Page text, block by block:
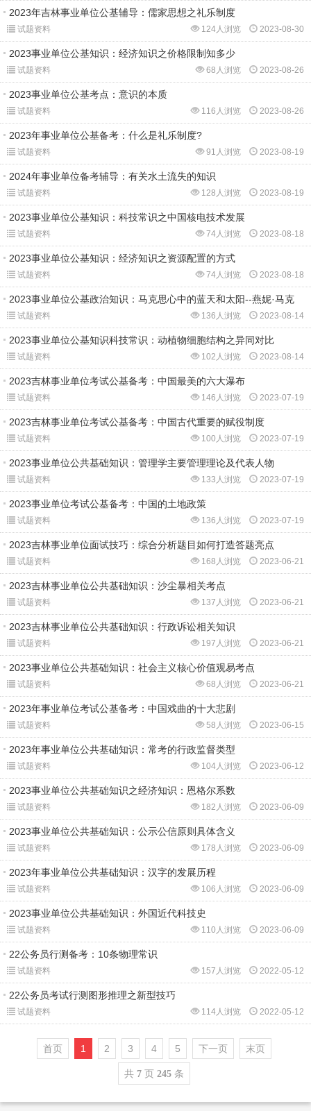
2023年吉林事业单位公基辅导：儒家思想之礼乐制度
试题资料 2023-08-30
124人浏览
2023事业单位公基知识：经济知识之价格限制知多少
试题资料 2023-08-26
68人浏览
2023事业单位公基考点：意识的本质
试题资料 2023-08-26
116人浏览
2023年事业单位公基备考：什么是礼乐制度?
试题资料 2023-08-19
91人浏览
2024年事业单位备考辅导：有关水土流失的知识
试题资料 2023-08-19
128人浏览
2023事业单位公基知识：科技常识之中国核电技术发展
试题资料 2023-08-18
74人浏览
2023事业单位公基知识：经济知识之资源配置的方式
试题资料 2023-08-18
74人浏览
2023事业单位公基政治知识：马克思心中的蓝天和太阳--燕妮·马克
试题资料 2023-08-14
136人浏览
2023事业单位公基知识科技常识：动植物细胞结构之异同对比
试题资料 2023-08-14
102人浏览
2023吉林事业单位考试公基备考：中国最美的六大瀑布
试题资料 2023-07-19
146人浏览
2023吉林事业单位考试公基备考：中国古代重要的赋役制度
试题资料 2023-07-19
100人浏览
2023事业单位公共基础知识：管理学主要管理理论及代表人物
试题资料 2023-07-19
133人浏览
2023事业单位考试公基备考：中国的土地政策
试题资料 2023-07-19
136人浏览
2023吉林事业单位面试技巧：综合分析题目如何打造答题亮点
试题资料 2023-06-21
168人浏览
2023吉林事业单位公共基础知识：沙尘暴相关考点
试题资料 2023-06-21
137人浏览
2023吉林事业单位公共基础知识：行政诉讼相关知识
试题资料 2023-06-21
197人浏览
2023事业单位公共基础知识：社会主义核心价值观易考点
试题资料 2023-06-21
68人浏览
2023年事业单位考试公基备考：中国戏曲的十大悲剧
试题资料 2023-06-15
58人浏览
2023年事业单位公共基础知识：常考的行政监督类型
试题资料 2023-06-12
104人浏览
2023事业单位公共基础知识之经济知识：恩格尔系数
试题资料 2023-06-09
182人浏览
2023事业单位公共基础知识：公示公信原则具体含义
试题资料 2023-06-09
178人浏览
2023年事业单位公共基础知识：汉字的发展历程
试题资料 2023-06-09
106人浏览
2023事业单位公共基础知识：外国近代科技史
试题资料 2023-06-09
110人浏览
22公务员行测备考：10条物理常识
试题资料 2022-05-12
157人浏览
22公务员考试行测图形推理之新型技巧
试题资料 2022-05-12
114人浏览
首页 1 2 3 4 5 下一页 末页
共 7页 245条